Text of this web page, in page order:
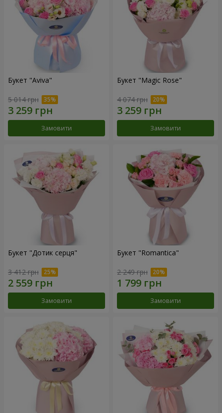
Букет "Aviva"
5 014 грн
Замовити
Букет "Magic Rose"
4 074 грн
Замовити
Букет "Дотик серця"
3 412 грн
Замовити
Букет "Romantica"
2 249 грн
Замовити